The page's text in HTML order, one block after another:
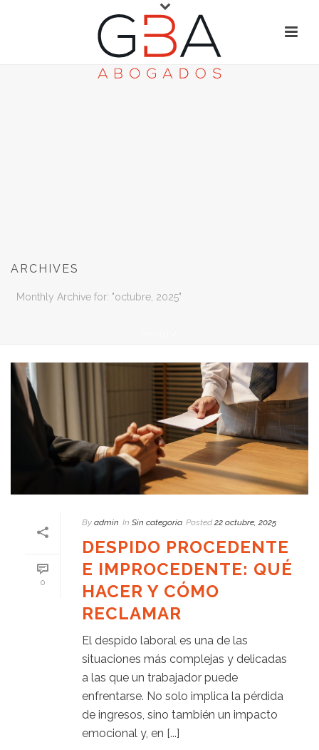
ARCHIVES
Monthly Archive for: "octubre, 2025"
0
By admin In Sin categoría Posted 22 octubre, 2025
DESPIDO PROCEDENTE
E IMPROCEDENTE: QUÉ
HACER Y CÓMO
RECLAMAR
El despido laboral es una de las
situaciones más complejas y delicadas
a las que un trabajador puede
enfrentarse. No solo implica la pérdida
de ingresos, sino también un impacto
emocional y, en [...]